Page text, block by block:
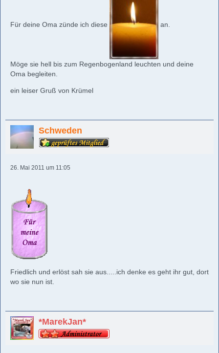
Für deine Oma zünde ich diese an.
Möge sie hell bis zum Regenbogenland leuchten und deine
Oma begleiten.
ein leiser Gruß von Krümel
Schweden
26. Mai 2011 um 11:05
Friedlich und erlöst sah sie aus.....ich denke es geht ihr gut, dort
wo sie nun ist.
*MarekJan*